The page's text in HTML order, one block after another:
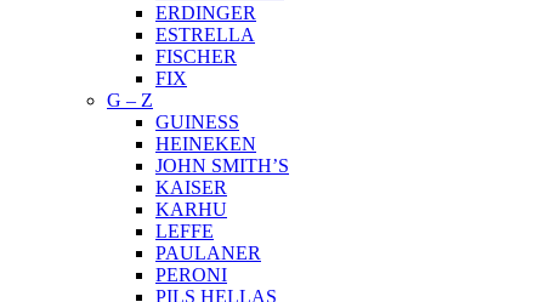
ERDINGER
ESTRELLA
FISCHER
FIX
G – Z
GUINESS
HEINEKEN
JOHN SMITH’S
KAISER
KARHU
LEFFE
PAULANER
PERONI
PILS HELLAS